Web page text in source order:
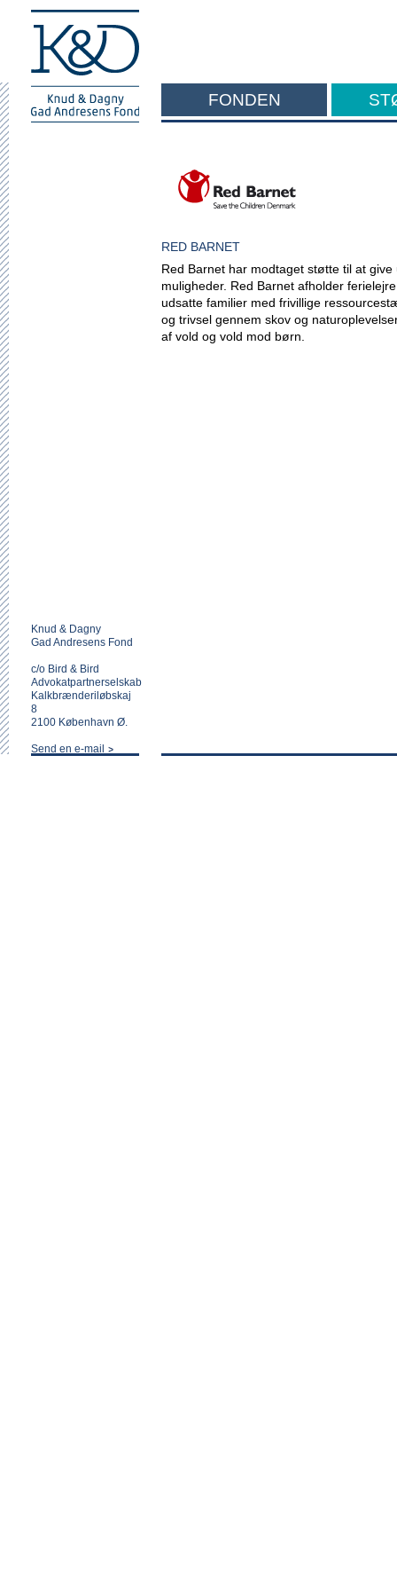
FONDEN
RED BARNET
Red Barnet har modtaget støtte til at
muligheder. Red Barnet afholder
udsatte familier med frivillige
og trivsel gennem skov og
af vold og vold mod børn.
Knud & Dagny
Gad Andresens Fond
c/o Bird & Bird
Advokatpartnerselskab
Kalkbrænderiløbskaj
8
2100 København Ø.
Send en e-mail